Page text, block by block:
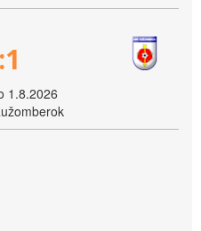
1.8.2026